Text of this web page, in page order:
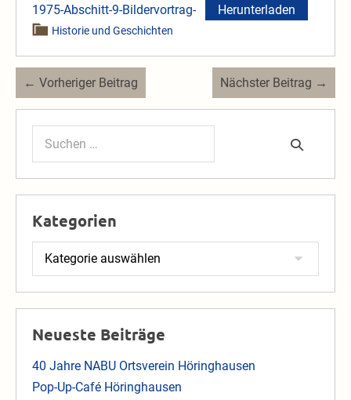
1975-Abschitt-9-Bildervortrag- Herunterladen
Historie und Geschichten
Beitragsnavigation
← Vorheriger Beitrag Nächster Beitrag →
Suchen
Kategorien
Kategorien
Neueste Beiträge
40 Jahre NABU Ortsverein Höringhausen
Pop-Up-Café Höringhausen